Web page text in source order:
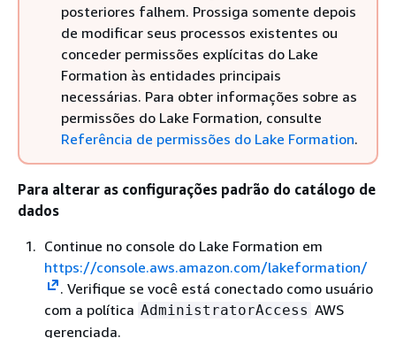
posteriores falhem. Prossiga somente depois
de modificar seus processos existentes ou
conceder permissões explícitas do Lake
Formation às entidades principais
necessárias. Para obter informações sobre as
permissões do Lake Formation, consulte
Referência de permissões do Lake Formation.
Para alterar as configurações padrão do catálogo de
dados
Continue no console do Lake Formation em
https://console.aws.amazon.com/lakeformation/
. Verifique se você está conectado como usuário
com a política AdministratorAccess AWS
gerenciada.